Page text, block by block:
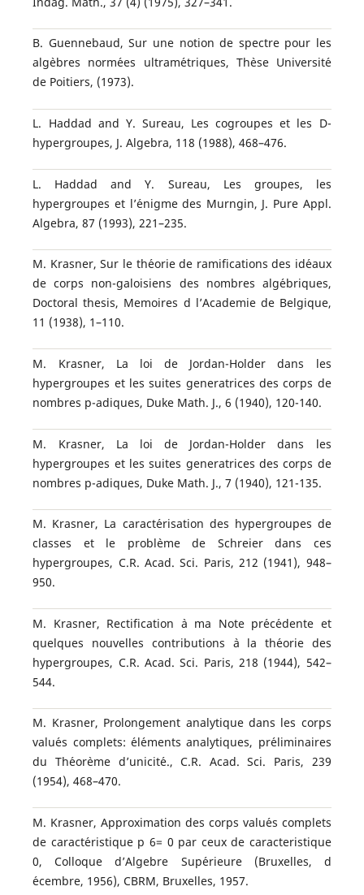
B. Guennebaud, Sur une notion de spectre pour les
alg`ebres norm´ees ultram´etriques, Th`ese Universit´e
de Poitiers, (1973).
L. Haddad and Y. Sureau, Les cogroupes et les D-
hypergroupes, J. Algebra, 118 (1988), 468–476.
L. Haddad and Y. Sureau, Les groupes, les
hypergroupes et l’´enigme des Murngin, J. Pure Appl.
Algebra, 87 (1993), 221–235.
M. Krasner, Sur le th´eorie de ramifications des id´eaux
de corps non-galoisiens des nombres alg´ebriques,
Doctoral thesis, Memoires d l’Academie de Belgique,
11 (1938), 1–110.
M. Krasner, La loi de Jordan-Holder dans les
hypergroupes et les suites generatrices des corps de
nombres p-adiques, Duke Math. J., 6 (1940), 120-140.
M. Krasner, La loi de Jordan-Holder dans les
hypergroupes et les suites generatrices des corps de
nombres p-adiques, Duke Math. J., 7 (1940), 121-135.
M. Krasner, La caract´erisation des hypergroupes de
classes et le probl`eme de Schreier dans ces
hypergroupes, C.R. Acad. Sci. Paris, 212 (1941), 948–
950.
M. Krasner, Rectification `a ma Note pr´ec´edente et
quelques nouvelles contributions `a la th´eorie des
hypergroupes, C.R. Acad. Sci. Paris, 218 (1944), 542–
544.
M. Krasner, Prolongement analytique dans les corps
valu´es complets: ´el´ements analytiques, pr´eliminaires
du Th´eor`eme d’unicit´e., C.R. Acad. Sci. Paris, 239
(1954), 468–470.
M. Krasner, Approximation des corps valu´es complets
de caract´eristique p 6= 0 par ceux de caracteristique
0, Colloque d’Algebre Sup´erieure (Bruxelles, d
´ecembre, 1956), CBRM, Bruxelles, 1957.